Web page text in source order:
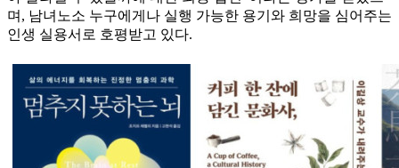
며, 남녀노소 누구에게나 실행 가능한 용기와 희망을 심어주는
인생 실용서로 호평받고 있다.